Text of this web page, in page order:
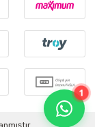
1